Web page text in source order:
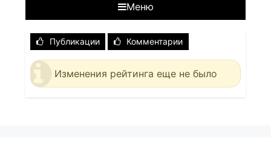
Меню
Публикации Комментарии
Изменения рейтинга еще не было